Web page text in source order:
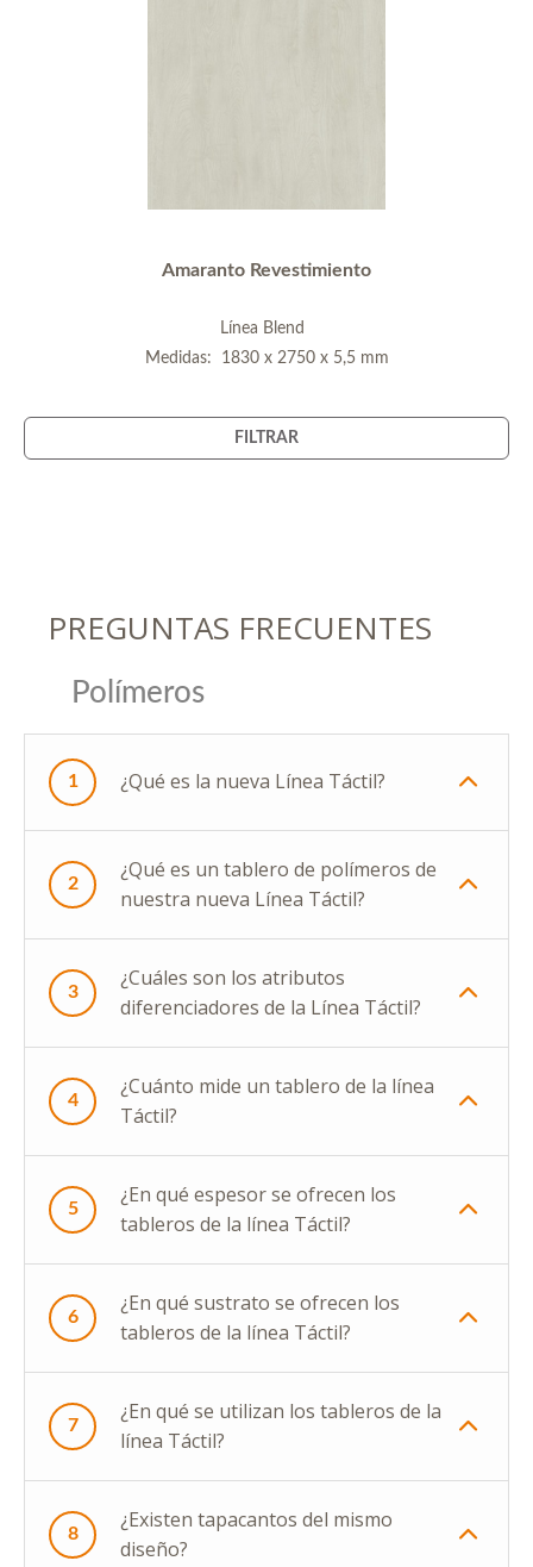
Amaranto Revestimiento
Línea Blend
Medidas: 1830 x 2750 x 5,5 mm
FILTRAR
PREGUNTAS FRECUENTES
Polímeros
1 ¿Qué es la nueva Línea Táctil?
2
¿Qué es un tablero de polímeros de
nuestra nueva Línea Táctil?
3
¿Cuáles son los atributos
diferenciadores de la Línea Táctil?
4
¿Cuánto mide un tablero de la línea
Táctil?
5
¿En qué espesor se ofrecen los
tableros de la línea Táctil?
6
¿En qué sustrato se ofrecen los
tableros de la línea Táctil?
7
¿En qué se utilizan los tableros de la
línea Táctil?
8
¿Existen tapacantos del mismo
diseño?